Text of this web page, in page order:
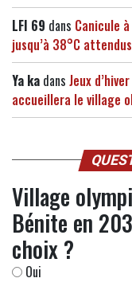
LFI 69 dans Canicule
jusqu’à 38°C
Ya ka dans Jeux
accueillera le village
Village
Bénite en
choix ?
Oui